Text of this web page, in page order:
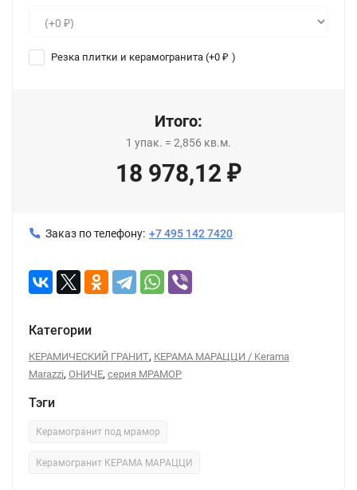
Резка плитки и керамогранита (+0 ₽ )
Итого:
1 упак. = 2,856 кв.м.
18 978,12 ₽
Заказ по телефону: +7 495 142 7420
Категории
КЕРАМИЧЕСКИЙ ГРАНИТ, КЕРАМА МАРАЦЦИ / Kerama
Marazzi, ОНИЧЕ, серия МРАМОР
Тэги
Керамогранит под мрамор
Керамогранит КЕРАМА МАРАЦЦИ